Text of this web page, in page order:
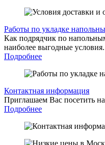
Работы по укладке
Как подрядчик по
наиболее выгодные условия.
Подробнее
Контактная информация
Приглашаем Вас посетить
Подробнее